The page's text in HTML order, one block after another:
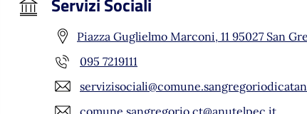
Piazza Guglielmo Marconi, 11 95027 San
095 7219111
comune.sangregorio.ct@anutelpec.it